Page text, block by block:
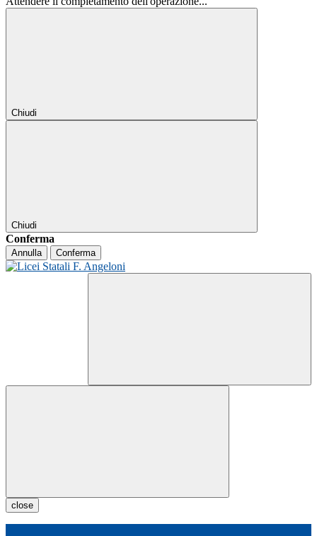
Chiudi
Chiudi
Conferma
Annulla Conferma
close